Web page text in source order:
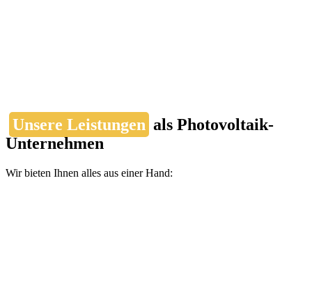
Unsere Leistungen als Photovoltaik-
Unternehmen
Wir bieten Ihnen alles aus einer Hand: